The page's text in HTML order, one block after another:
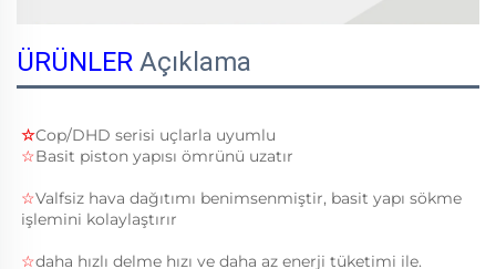
ÜRÜNLER Açıklama
☆Cop/DHD serisi uçlarla uyumlu
☆Basit piston yapısı ömrünü uzatır
☆Valfsiz hava dağıtımı benimsenmiştir, basit yapı sökme
işlemini kolaylaştırır
☆daha hızlı delme hızı ve daha az enerji tüketimi ile.